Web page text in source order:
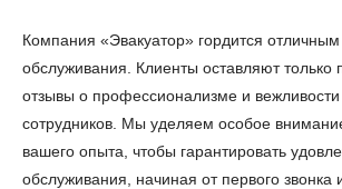
Компания «Эвакуатор» гордится отличным
обслуживания. Клиенты оставляют только
отзывы о профессионализме и
сотрудников. Мы уделяем особое
вашего опыта, чтобы гарантировать
обслуживания, начиная от первого звонка